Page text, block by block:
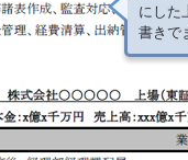
にした
書きで